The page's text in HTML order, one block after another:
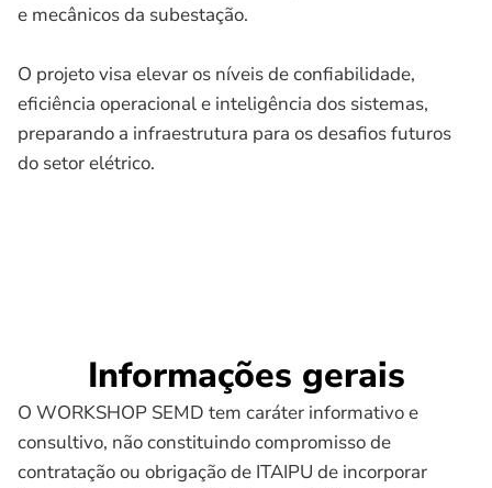
e mecânicos da subestação.
O projeto visa elevar os níveis de confiabilidade,
eficiência operacional e inteligência dos sistemas,
preparando a infraestrutura para os desafios futuros
do setor elétrico.
Informações gerais
O WORKSHOP SEMD tem caráter informativo e
consultivo, não constituindo compromisso de
contratação ou obrigação de ITAIPU de incorporar